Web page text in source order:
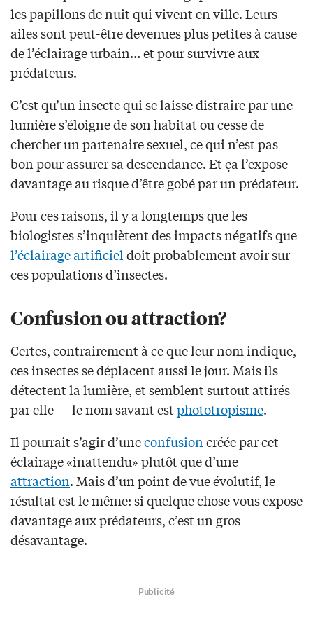
les papillons de nuit qui vivent en ville. Leurs
ailes sont peut-être devenues plus petites à cause
de l’éclairage urbain… et pour survivre aux
prédateurs.
C’est qu’un insecte qui se laisse distraire par une
lumière s’éloigne de son habitat ou cesse de
chercher un partenaire sexuel, ce qui n’est pas
bon pour assurer sa descendance. Et ça l’expose
davantage au risque d’être gobé par un prédateur.
Pour ces raisons, il y a longtemps que les
biologistes s’inquiètent des impacts négatifs que
l’éclairage artificieldoit probablement avoir sur
ces populations d’insectes.
Confusion ou attraction?
Certes, contrairement à ce que leur nom indique,
ces insectes se déplacent aussi le jour. Mais ils
détectent la lumière, et semblent surtout attirés
par elle — le nom savant estphototropisme.
Il pourrait s’agir d’uneconfusioncréée par cet
éclairage «inattendu» plutôt que d’une
attraction. Mais d’un point de vue évolutif, le
résultat est le même: si quelque chose vous expose
davantage aux prédateurs, c’est un gros
désavantage.
Publicité